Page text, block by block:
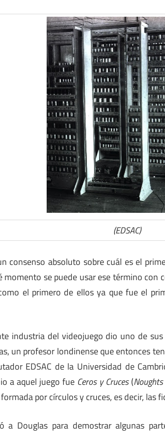
(EDSAC)
consenso absoluto sobre cuál es el
momento se puede usar ese término con
el primero de ellos ya que fue el
industria del videojuego dio uno de
un profesor londinense que entonces
EDSAC de la Universidad de
a aquel juego fue Ceros y Cruces(
por círculos y cruces, es decir, las
a Douglas para demostrar algunas